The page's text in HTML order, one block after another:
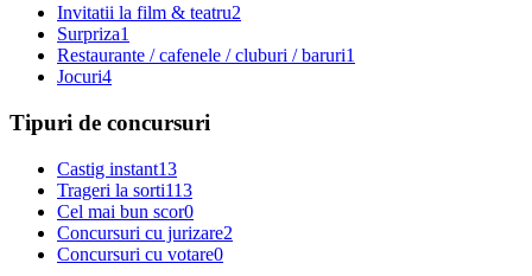
Invitatii la film & teatru2
Surpriza1
Restaurante / cafenele / cluburi / baruri1
Jocuri4
Tipuri de concursuri
Castig instant13
Trageri la sorti113
Cel mai bun scor0
Concursuri cu jurizare2
Concursuri cu votare0